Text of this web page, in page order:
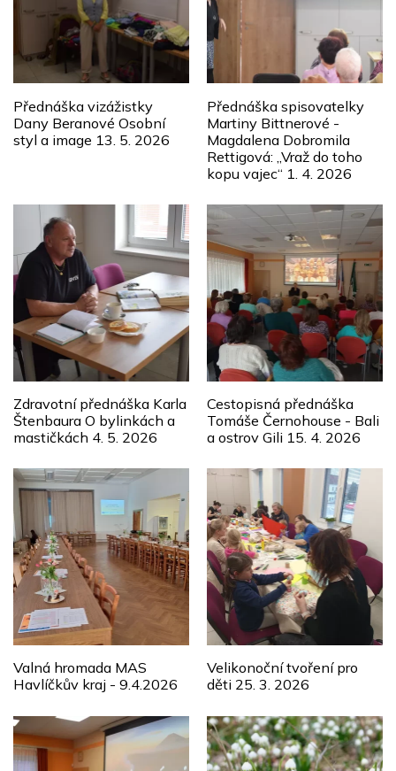
Přednáška vizážistky
Dany Beranové Osobní
styl a image 13. 5. 2026
Přednáška spisovatelky
Martiny Bittnerové -
Magdalena Dobromila
Rettigová: „Vraž do toho
kopu vajec“ 1. 4. 2026
Zdravotní přednáška Karla
Štenbaura O bylinkách a
mastičkách 4. 5. 2026
Cestopisná přednáška
Tomáše Černohouse - Bali
a ostrov Gili 15. 4. 2026
Valná hromada MAS
Havlíčkův kraj - 9.4.2026
Velikonoční tvoření pro
děti 25. 3. 2026